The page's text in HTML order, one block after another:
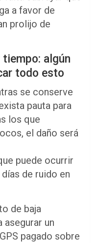
a favor de
prolijo de
algún
todo esto
se conserve
pauta para
los que
el daño será
puede ocurrir
de ruido en
de baja
asegurar un
pagado sobre